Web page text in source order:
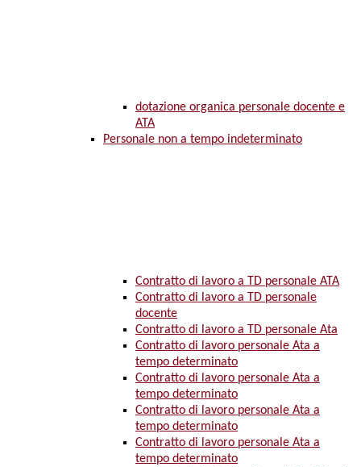
dotazione organica personale docente e
ATA
Personale non a tempo indeterminato
Contratto di lavoro a TD personale ATA
Contratto di lavoro a TD personale
docente
Contratto di lavoro a TD personale Ata
Contratto di lavoro personale Ata a
tempo determinato
Contratto di lavoro personale Ata a
tempo determinato
Contratto di lavoro personale Ata a
tempo determinato
Contratto di lavoro personale Ata a
tempo determinato